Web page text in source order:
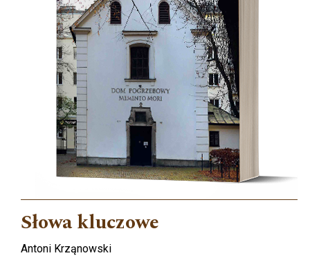
Słowa kluczowe
Antoni Krząnowski